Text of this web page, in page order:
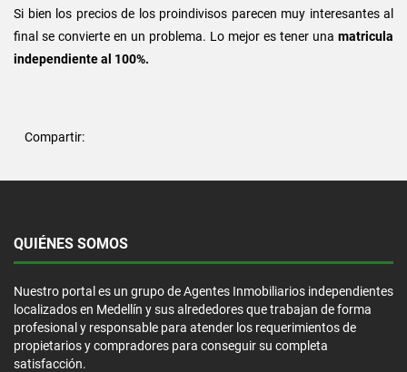
Si bien los precios de los proindivisos parecen muy interesantes al
final se convierte en un problema. Lo mejor es tener una matricula
independiente al 100%.
Compartir:
QUIÉNES SOMOS
Nuestro portal es un grupo de Agentes Inmobiliarios independientes
localizados en Medellín y sus alrededores que trabajan de forma
profesional y responsable para atender los requerimientos de
propietarios y compradores para conseguir su completa
satisfacción.